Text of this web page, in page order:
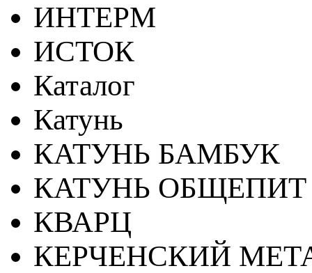
ИНТЕРМ
ИСТОК
Каталог
Катунь
КАТУНЬ БАМБУК
КАТУНЬ ОБЩЕПИТ
КВАРЦ
КЕРЧЕНСКИЙ